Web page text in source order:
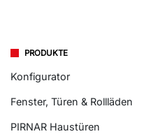
PRODUKTE
Konfigurator
Fenster, Türen & Rollläden
PIRNAR Haustüren